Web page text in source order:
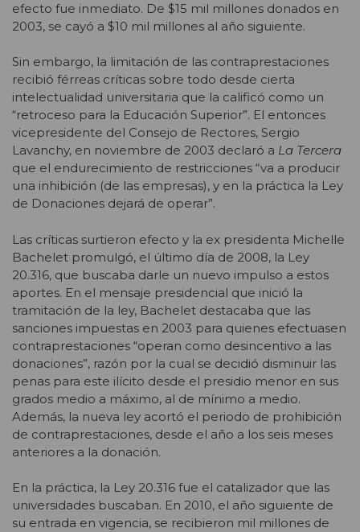
efecto fue inmediato. De $15 mil millones donados en
2003, se cayó a $10 mil millones al año siguiente.
Sin embargo, la limitación de las contraprestaciones
recibió férreas críticas sobre todo desde cierta
intelectualidad universitaria que la calificó como un
“retroceso para la Educación Superior”. El entonces
vicepresidente del Consejo de Rectores, Sergio
Lavanchy, en noviembre de 2003 declaró a La Tercera
que el endurecimiento de restricciones “va a producir
una inhibición (de las empresas), y en la práctica la Ley
de Donaciones dejará de operar”.
Las críticas surtieron efecto y la ex presidenta Michelle
Bachelet promulgó, el último día de 2008, la Ley
20.316, que buscaba darle un nuevo impulso a estos
aportes. En el mensaje presidencial que inició la
tramitación de la ley, Bachelet destacaba que las
sanciones impuestas en 2003 para quienes efectuasen
contraprestaciones “operan como desincentivo a las
donaciones”, razón por la cual se decidió disminuir las
penas para este ilícito desde el presidio menor en sus
grados medio a máximo, al de mínimo a medio.
Además, la nueva ley acortó el periodo de prohibición
de contraprestaciones, desde el año a los seis meses
anteriores a la donación.
En la práctica, la Ley 20.316 fue el catalizador que las
universidades buscaban. En 2010, el año siguiente de
su entrada en vigencia, se recibieron mil millones de